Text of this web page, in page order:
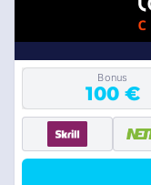
Bonus
100 €